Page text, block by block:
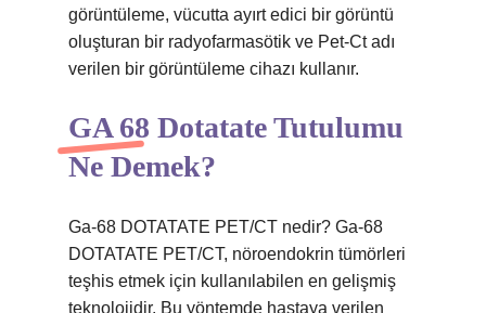
görüntüleme, vücutta ayırt edici bir görüntü
oluşturan bir radyofarmasötik ve Pet-Ct adı
verilen bir görüntüleme cihazı kullanır.
GA 68 Dotatate Tutulumu
Ne Demek?
Ga-68 DOTATATE PET/CT nedir? Ga-68
DOTATATE PET/CT, nöroendokrin tümörleri
teşhis etmek için kullanılabilen en gelişmiş
teknolojidir. Bu yöntemde hastaya verilen